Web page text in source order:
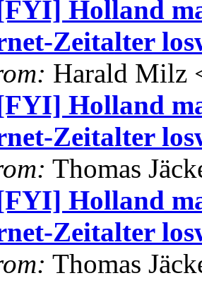
Holland
Zeitalter
Harald Milz
Holland
Zeitalter
Thomas
Holland
Zeitalter
Thomas